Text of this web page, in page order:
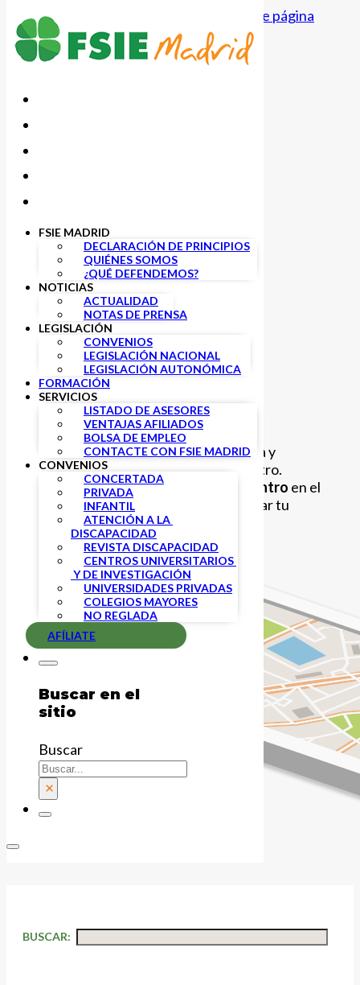
Saltar al contenido principal Saltar al pie de página
FSIE MADRID
DECLARACIÓN DE PRINCIPIOS
QUIÉNES SOMOS
¿QUÉ DEFENDEMOS?
NOTICIAS
ACTUALIDAD
NOTAS DE PRENSA
LEGISLACIÓN
CONVENIOS
LEGISLACIÓN NACIONAL
LEGISLACIÓN AUTONÓMICA
FORMACIÓN
SERVICIOS
LISTADO DE ASESORES
VENTAJAS AFILIADOS
BOLSA DE EMPLEO
CONTACTE CON FSIE MADRID
CONVENIOS
CONCERTADA
PRIVADA
INFANTIL
ATENCIÓN A LA
DISCAPACIDAD
REVISTA DISCAPACIDAD
CENTROS UNIVERSITARIOS
Y DE INVESTIGACIÓN
UNIVERSIDADES PRIVADAS
COLEGIOS MAYORES
NO REGLADA
AFÍLIATE
Buscar en el
sitio
Buscar
×
Listado de
asesores por
código postal
Encuentra los asesores de enseñanza y
discapacidad responsables de tu centro.
Introduce el código postal de tu centro en el
buscador de la derecha para encontrar tu
asesor:
BUSCAR: